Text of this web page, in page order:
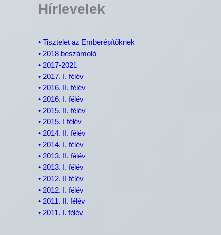
Hírlevelek
• Tisztelet az Emberépítőknek
• 2018 beszámoló
• 2017-2021
• 2017. I. félév
• 2016. II. félév
• 2016. I. félév
• 2015. II. félév
• 2015. I félév
• 2014. II. félév
• 2014. I. félév
• 2013. II. félév
• 2013. I. félév
• 2012. II félév
• 2012. I. félév
• 2011. II. félév
• 2011. I. félév